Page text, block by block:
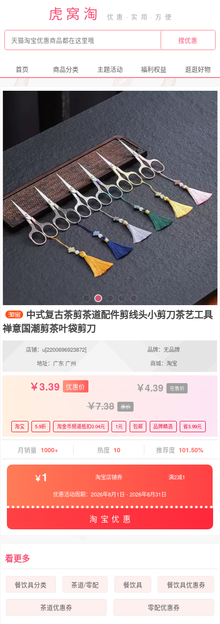
虎窝淘
首页 商品分类 主题活动 福利权益 逛逛好物
中式复古茶剪茶道配件剪线头小剪刀茶艺工具
禅意国潮剪茶叶袋剪刀
店铺：u[2200696923872]
品牌：无品牌
地址：广东 广州
商城：淘宝
3.39 优惠价 4.39 在售价
7.38 原价
淘宝 5.9折 淘金币频道抵扣0.04元 1元 包邮 品牌精选 省3.99元
月销量 1000+ 热度 10 推荐度 101.50%
1 淘宝店铺券 满2减1
优惠活动周期：2026年8月1日 -2026年8月31日
淘宝优惠
看更多
餐饮具分类 茶道/零配 餐饮具 餐饮具优惠券
茶道优惠券 零配优惠券